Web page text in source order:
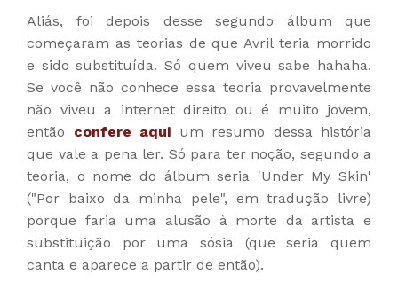
Aliás, foi depois desse segundo álbum que
começaram as teorias de que Avril teria morrido
e sido substituída. Só quem viveu sabe hahaha.
Se você não conhece essa teoria provavelmente
não viveu a internet direito ou é muito jovem,
então confere aqui um resumo dessa história
que vale a pena ler. Só para ter noção, segundo a
teoria, o nome do álbum seria 'Under My Skin'
("Por baixo da minha pele", em tradução livre)
porque faria uma alusão à morte da artista e
substituição por uma sósia (que seria quem
canta e aparece a partir de então).